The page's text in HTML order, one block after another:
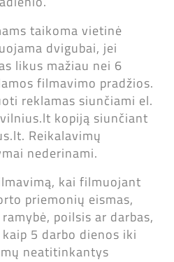
taikoma vietinė
dvigubai, jei
likus mažiau nei 6
filmavimo pradžios.
reklamas siunčiami el.
kopiją siunčiant
Reikalavimų
nederinami.
kai filmuojant
priemonių eismas,
poilsis ar darbas,
5 darbo dienos iki
neatitinkantys